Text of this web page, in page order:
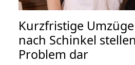
Kurzfristige
nach Schinkel
Problem dar